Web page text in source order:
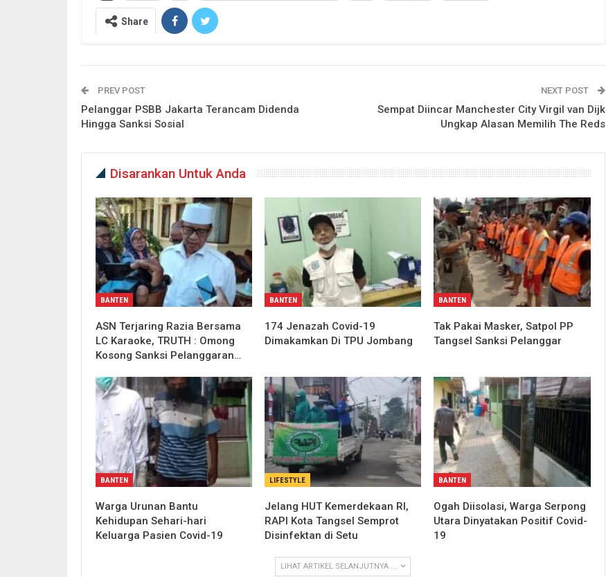
Share
PREV POST
Pelanggar PSBB Jakarta Terancam Didenda
Hingga Sanksi Sosial
NEXT POST
Sempat Diincar Manchester City Virgil van Dijk
Ungkap Alasan Memilih The Reds
Disarankan Untuk Anda
BANTEN
ASN Terjaring Razia Bersama
LC Karaoke, TRUTH : Omong
Kosong Sanksi Pelanggaran…
BANTEN
174 Jenazah Covid-19
Dimakamkan Di TPU Jombang
BANTEN
Tak Pakai Masker, Satpol PP
Tangsel Sanksi Pelanggar
BANTEN
Warga Urunan Bantu
Kehidupan Sehari-hari
Keluarga Pasien Covid-19
LIFESTYLE
Jelang HUT Kemerdekaan RI,
RAPI Kota Tangsel Semprot
Disinfektan di Setu
BANTEN
Ogah Diisolasi, Warga Serpong
Utara Dinyatakan Positif Covid-
19
LIHAT ARTIKEL SELANJUTNYA ...